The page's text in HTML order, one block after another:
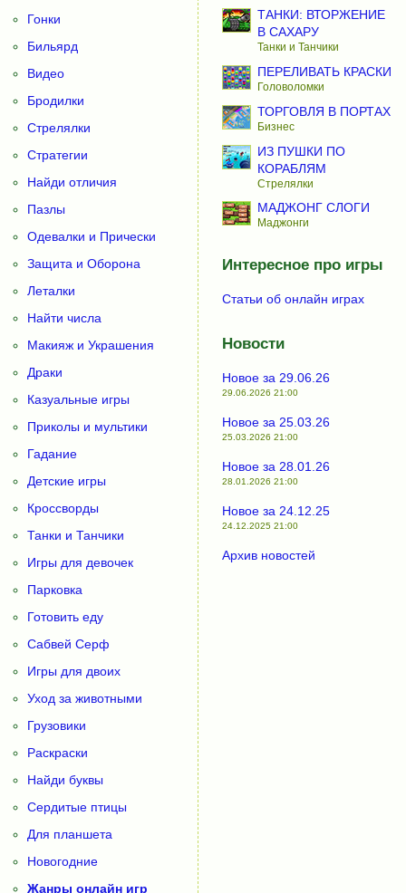
Гонки
Бильярд
Видео
Бродилки
Стрелялки
Стратегии
Найди отличия
Пазлы
Одевалки и Прически
Защита и Оборона
Леталки
Найти числа
Макияж и Украшения
Драки
Казуальные игры
Приколы и мультики
Гадание
Детские игры
Кроссворды
Танки и Танчики
Игры для девочек
Парковка
Готовить еду
Сабвей Серф
Игры для двоих
Уход за животными
Грузовики
Раскраски
Найди буквы
Сердитые птицы
Для планшета
Новогодние
Жанры онлайн игр
ТАНКИ: ВТОРЖЕНИЕ
В САХАРУ
Танки и Танчики
ПЕРЕЛИВАТЬ КРАСКИ
Головоломки
ТОРГОВЛЯ В ПОРТАХ
Бизнес
ИЗ ПУШКИ ПО
КОРАБЛЯМ
Стрелялки
МАДЖОНГ СЛОГИ
Маджонги
Интересное про игры
Статьи об онлайн играх
Новости
Новое за 29.06.26
29.06.2026 21:00
Новое за 25.03.26
25.03.2026 21:00
Новое за 28.01.26
28.01.2026 21:00
Новое за 24.12.25
24.12.2025 21:00
Архив новостей